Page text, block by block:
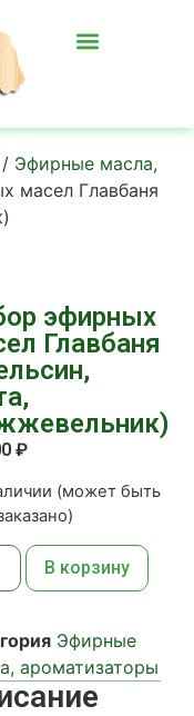
/ Эфирные масла,
масел Главбаня
эфирных
Главбаня
₽
(может быть
В корзину
Эфирные
ароматизаторы